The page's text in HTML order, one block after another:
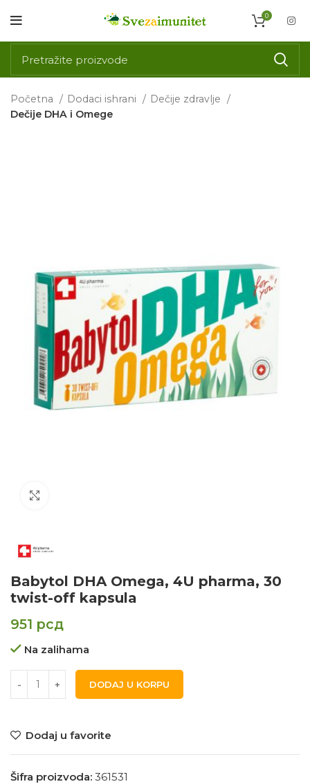
0
Početna Dodaci ishrani
Dečije zdravlje
Dečije DHA i Omege
Babytol DHA Omega, 4U pharma, 30
twist-off kapsula
951 рсд
Na zalihama
DODAJ U KORPU
Dodaj u favorite
Šifra proizvoda: 361531